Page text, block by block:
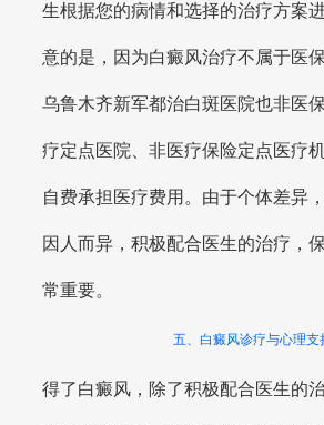
生根据您的病情和选择的治疗方案
意的是，因为白癜风治疗不属于医
乌鲁木齐新军都治白斑医院也非医
疗定点医院、非医疗保险定点医疗
自费承担医疗费用。由于个体差异
因人而异，积极配合医生的治疗，
常重要。
五、白癜风诊疗与心理支
得了白癜风，除了积极配合医生的